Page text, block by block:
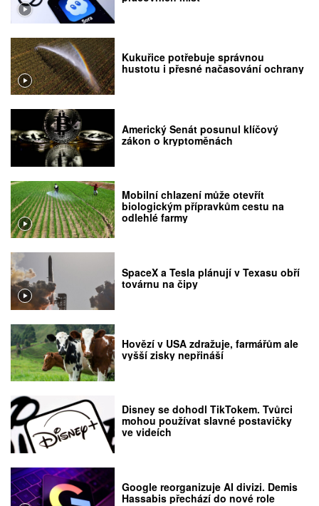
Kukuřice potřebuje správnou
hustotu i přesné načasování ochrany
Americký Senát posunul klíčový
zákon o kryptoměnách
Mobilní chlazení může otevřít
biologickým přípravkům cestu na
odlehlé farmy
SpaceX a Tesla plánují v Texasu obří
továrnu na čipy
Hovězí v USA zdražuje, farmářům ale
vyšší zisky nepřináší
Disney se dohodl TikTokem. Tvůrci
mohou používat slavné postavičky
ve videích
Google reorganizuje AI divizi. Demis
Hassabis přechází do nové role